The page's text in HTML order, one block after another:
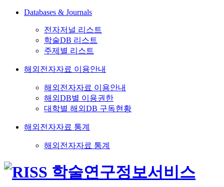
Databases & Journals
전자저널 리스트
학술DB 리스트
주제별 리스트
해외전자자료 이용안내
해외전자자료 이용안내
해외DB별 이용권한
대학별 해외DB 구독현황
해외전자자료 통계
해외전자자료 통계